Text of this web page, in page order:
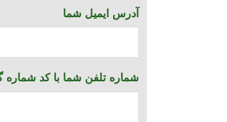
آدرس ایمیل شما
شماره تلفن شما با کد شماره